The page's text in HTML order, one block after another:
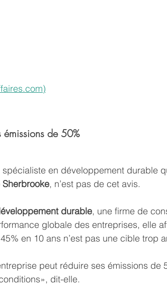
)
émissions de 50%
spécialiste en développement durable
, n’est pas de cet avis.
durable, une firme de
globale des entreprises, elle
en 10 ans n’est pas une cible trop
peut réduire ses émissions de
dit-elle.